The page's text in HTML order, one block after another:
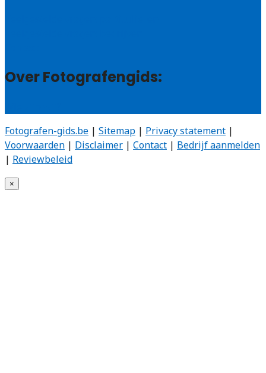
Over Fotografengids:
Fotografen-gids.be | Sitemap | Privacy statement |
Voorwaarden | Disclaimer | Contact | Bedrijf aanmelden
| Reviewbeleid
×